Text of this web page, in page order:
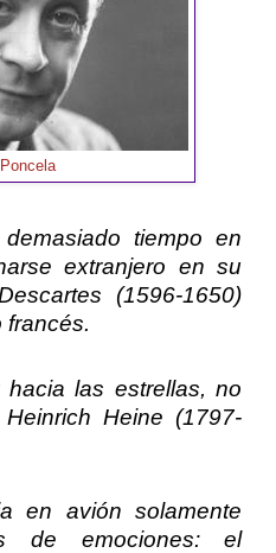
tiempo en
extranjero en su
(1596-1650)
francés.
hacia las estrellas, no
Heinrich Heine (1797-
en avión solamente
de emociones: el